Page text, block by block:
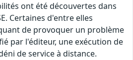
ont été découvertes dans
Certaines d'entre elles
de provoquer un problème
par l'éditeur, une exécution de
de service à distance.